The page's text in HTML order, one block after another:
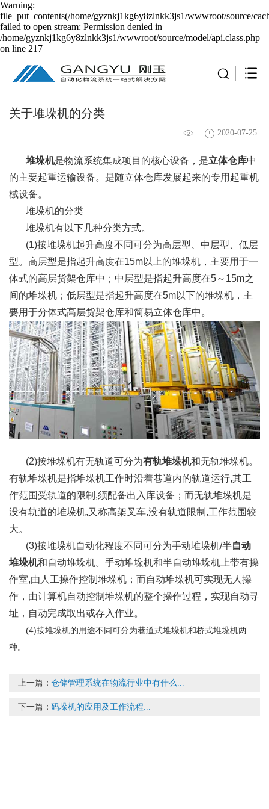
Warning:
file_put_contents(/home/gyznkj1kg6y8zlnkk3js1/wwwroot/source/
failed to open stream: Permission denied in
/home/gyznkj1kg6y8zlnkk3js1/wwwroot/source/model/api.class.php
on line 217
关于堆垛机的分类
2020-07-25
堆垛机是物流系统集成项目的核心设备，是立体仓库中
的主要起重运输设备。是随立体仓库发展起来的专用起重机
械设备。
堆垛机的分类
堆垛机有以下几种分类方式。
(1)按堆垛机起升高度不同可分为高层型、中层型、低层
型。高层型是指起升高度在15m以上的堆垛机，主要用于一
体式的高层货架仓库中；中层型是指起升高度在5～15m之
间的堆垛机；低层型是指起升高度在5m以下的堆垛机，主
要用于分体式高层货架仓库和简易立体仓库中。
(2)按堆垛机有无轨道可分为有轨堆垛机和无轨堆垛机。
有轨堆垛机是指堆垛机工作时沿着巷道内的轨道运行,其工
作范围受轨道的限制,须配备出入库设备；而无轨堆垛机是
没有轨道的堆垛机,又称高架叉车,没有轨道限制,工作范围较
大。
(3)按堆垛机自动化程度不同可分为手动堆垛机/半自动
堆垛机和自动堆垛机。手动堆垛机和半自动堆垛机上带有操
作室,由人工操作控制堆垛机；而自动堆垛机可实现无人操
作，由计算机自动控制堆垛机的整个操作过程，实现自动寻
址，自动完成取出或存入作业。
(4)按堆垛机的用途不同可分为巷道式堆垛机和桥式堆垛机两
种。
上一篇：仓储管理系统在物流行业中有什么...
下一篇：码垛机的应用及工作流程...